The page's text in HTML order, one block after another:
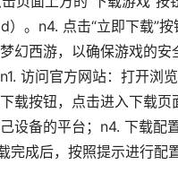
。n4. 点击“立即下载”
幻西游，以确保游戏的
访问官方网站：打开
载按钮，点击进入下载
设备的平台；n4. 下载
成后，按照提示进行配